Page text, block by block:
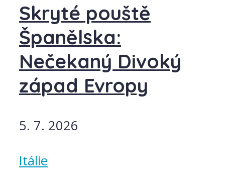
Skryté pouště
Španělska:
Nečekaný Divoký
západ Evropy
5. 7. 2026
Itálie